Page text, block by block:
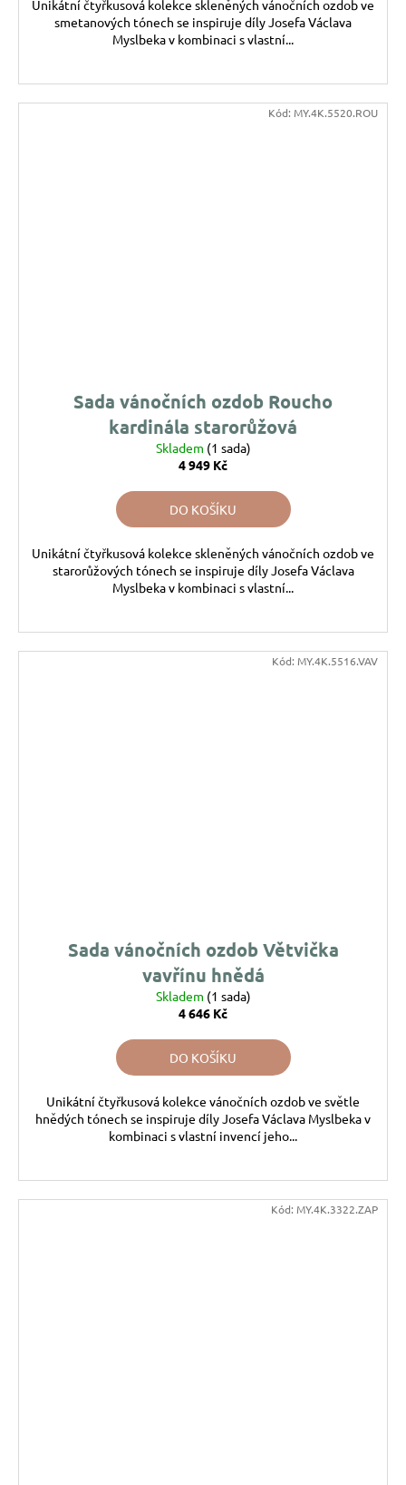
Unikátní čtyřkusová kolekce skleněných vánočních ozdob ve
smetanových tónech se inspiruje díly Josefa Václava
Myslbeka v kombinaci s vlastní...
Sada vánočních ozdob Roucho
kardinála starorůžová
Skladem (1 sada)
4 949 Kč
DO KOŠÍKU
Unikátní čtyřkusová kolekce skleněných vánočních ozdob ve
starorůžových tónech se inspiruje díly Josefa Václava
Myslbeka v kombinaci s vlastní...
Kód: MY.4K.5520.ROU
Sada vánočních ozdob Větvička
vavřínu hnědá
Skladem (1 sada)
4 646 Kč
DO KOŠÍKU
Unikátní čtyřkusová kolekce vánočních ozdob ve světle
hnědých tónech se inspiruje díly Josefa Václava Myslbeka v
kombinaci s vlastní invencí jeho...
Kód: MY.4K.5516.VAV
Kód: MY.4K.3322.ZAP